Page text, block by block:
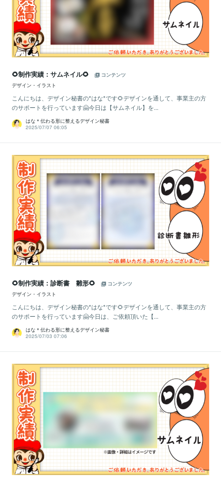
🌻制作実績：サムネイル🌻
コンテンツ
デザイン・イラスト
こんにちは、デザイン秘書の*はな*です🌻デザインを通して、事業主の方
のサポートを行っています🤗今日は【サムネイル】を...
はな＊伝わる形に整えるデザイン秘書
2025/07/07 06:05
🌻制作実績：診断書 雛形🌻
コンテンツ
デザイン・イラスト
こんにちは、デザイン秘書の*はな*です🌻デザインを通して、事業主の方
のサポートを行っています🤗今日は、ご依頼頂いた【...
はな＊伝わる形に整えるデザイン秘書
2025/07/03 07:06